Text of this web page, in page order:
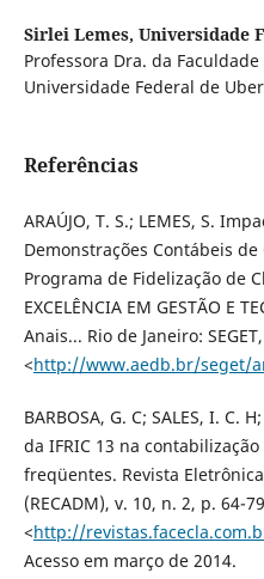
Sirlei Lemes, Universidade
Professora Dra. da
Universidade Federal de
Referências
ARAÚJO, T. S.; LEMES, S.
Demonstrações Contábeis
Programa de Fidelização de
EXCELÊNCIA EM GESTÃO E
Anais... Rio de Janeiro:
<http://www.aedb.br/seget/
BARBOSA, G. C; SALES, I. C.
da IFRIC 13 na
freqüentes. Revista
(RECADM), v. 10, n. 2, p. 64-
<http://
Acesso em março de 2014.